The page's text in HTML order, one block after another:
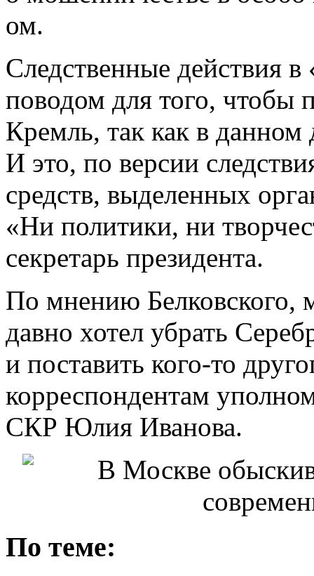
ом.
Следственные действия в
поводом для того, чтобы
Кремль, так как в данном
И это, по версии
средств, выделенных
«Ни политики, ни
секретарь президента.
По мнению Белковского,
давно хотел убрать
и поставить кого-то
корреспондентам
СКР Юлия Иванова.
По теме: